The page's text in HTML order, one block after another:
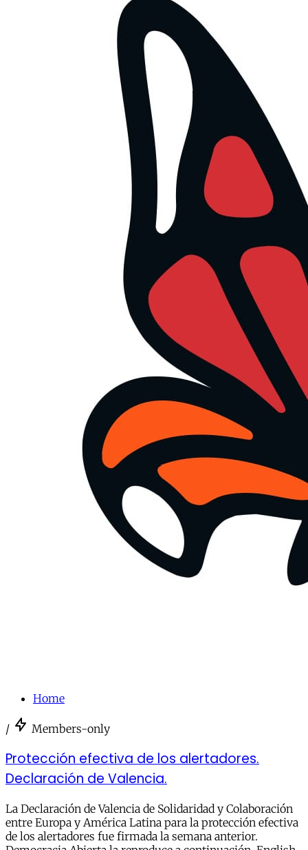
Home
/ Members-only
Protección efectiva de los alertadores.
Declaración de Valencia.
La Declaración de Valencia de Solidaridad y Colaboración
entre Europa y América Latina para la protección efectiva
de los alertadores fue firmada la semana anterior.